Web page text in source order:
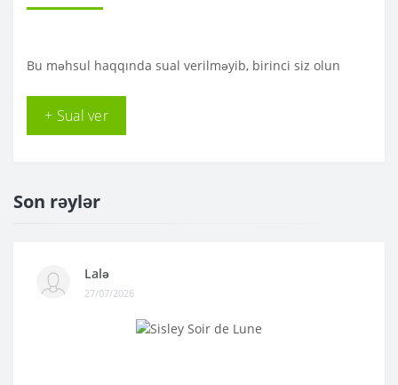
Bu məhsul haqqında sual verilməyib, birinci siz olun
+ Sual ver
Son rəylər
Lalə
27/07/2026